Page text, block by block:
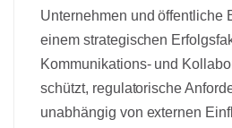
Unternehmen und öffentliche
einem strategischen
Kommunikations‑ und
schützt, regulatorische
unabhängig von externen